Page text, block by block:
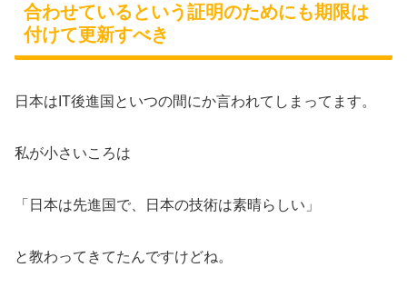
合わせているという証明のためにも期限は
付けて更新すべき
日本はIT後進国といつの間にか言われてしまってます。
私が小さいころは
「日本は先進国で、日本の技術は素晴らしい」
と教わってきてたんですけどね。